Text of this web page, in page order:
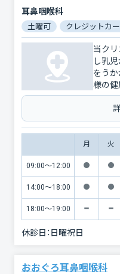
耳鼻咽喉科
土曜可 クレジットカ
当ク
し乳
をうか
様の健
月 火
09:00〜12:00
14:00〜18:00
18:00〜19:00
休診日： 日曜祝日
おおぐろ耳鼻咽喉科